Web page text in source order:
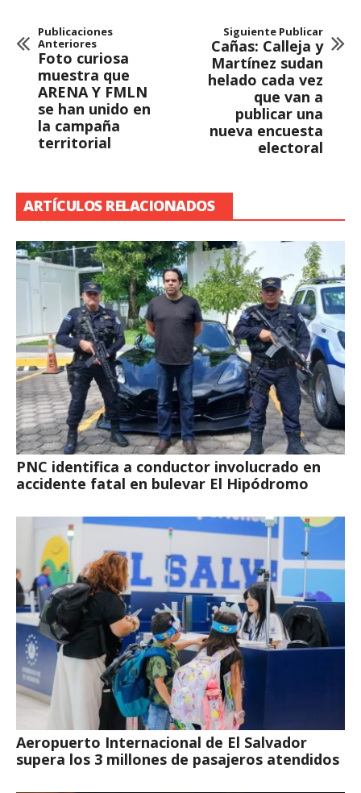
Publicaciones
Anteriores
Foto curiosa
muestra que
ARENA Y FMLN
se han unido en
la campaña
territorial
Siguiente Publicar
Cañas: Calleja y
Martínez sudan
helado cada vez
que van a
publicar una
nueva encuesta
electoral
ARTÍCULOS RELACIONADOS
PNC identifica a conductor involucrado en
accidente fatal en bulevar El Hipódromo
Aeropuerto Internacional de El Salvador
supera los 3 millones de pasajeros atendidos